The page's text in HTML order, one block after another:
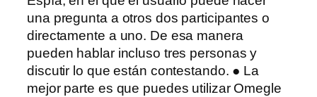
una pregunta a otros dos participantes o
directamente a uno. De esa manera
pueden hablar incluso tres personas y
discutir lo que están contestando. ● La
mejor parte es que puedes utilizar Omegle